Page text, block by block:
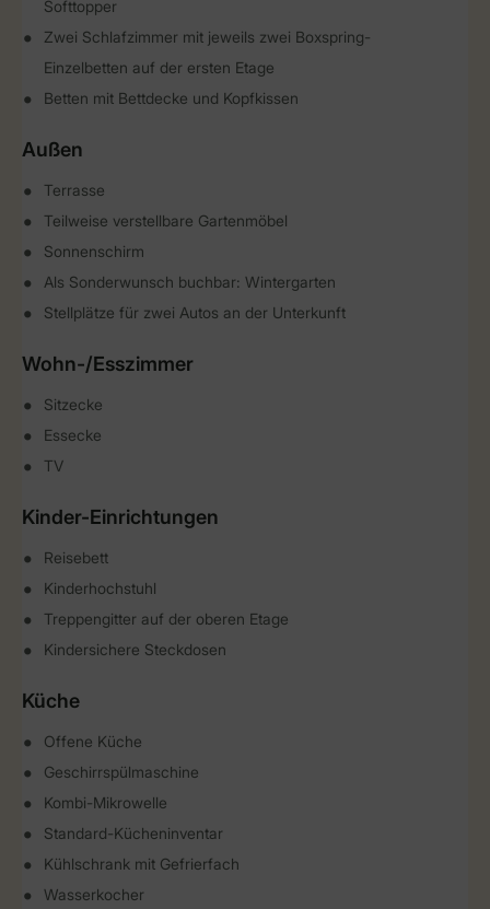
Softtopper
Zwei Schlafzimmer mit jeweils zwei Boxspring-
Einzelbetten auf der ersten Etage
Betten mit Bettdecke und Kopfkissen
Außen
Terrasse
Teilweise verstellbare Gartenmöbel
Sonnenschirm
Als Sonderwunsch buchbar: Wintergarten
Stellplätze für zwei Autos an der Unterkunft
Wohn-/Esszimmer
Sitzecke
Essecke
TV
Kinder-Einrichtungen
Reisebett
Kinderhochstuhl
Treppengitter auf der oberen Etage
Kindersichere Steckdosen
Küche
Offene Küche
Geschirrspülmaschine
Kombi-Mikrowelle
Standard-Kücheninventar
Kühlschrank mit Gefrierfach
Wasserkocher